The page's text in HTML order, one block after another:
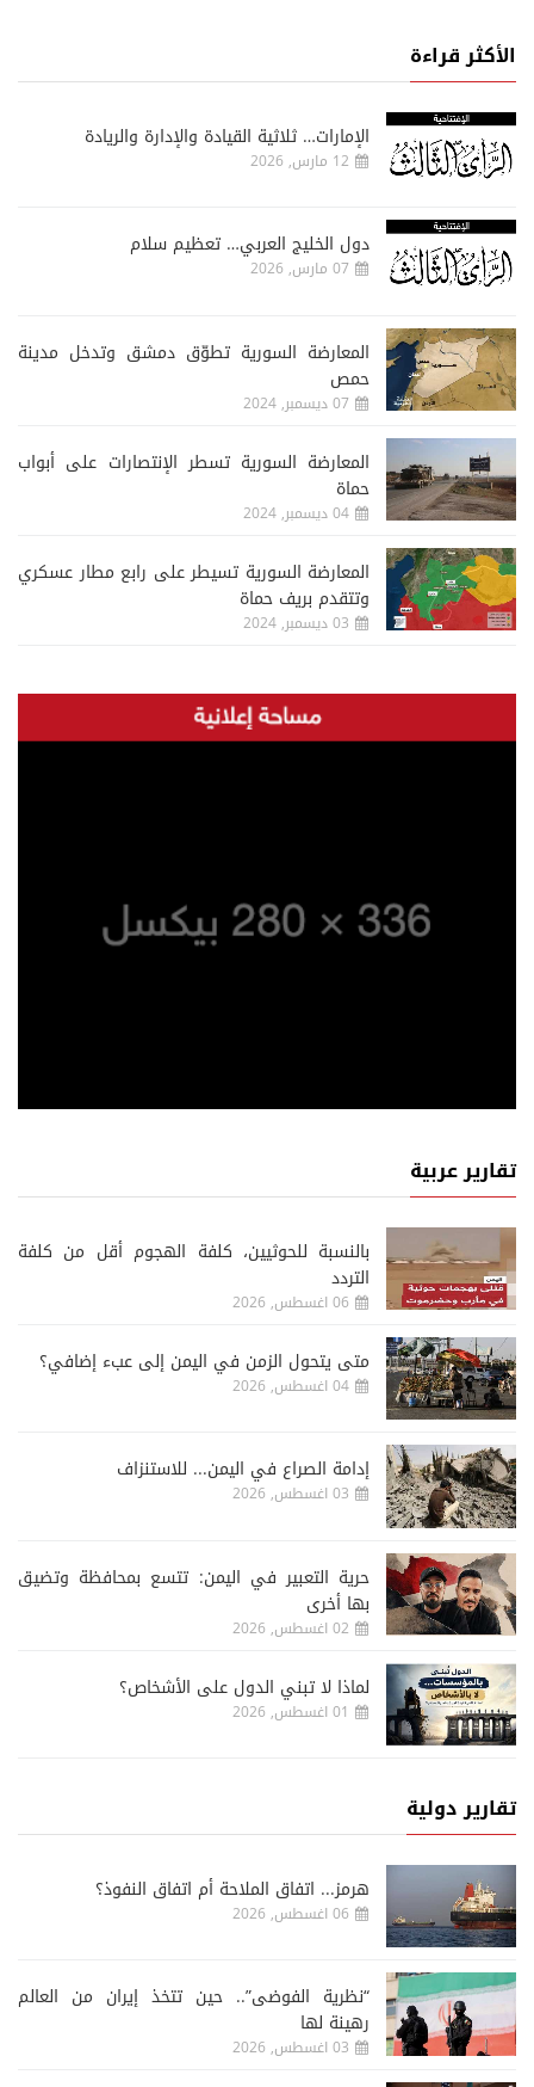
الأكثر قراءة
الإمارات… ثلاثية القيادة والإدارة والريادة
12 مارس, 2026
دول الخليج العربي… تعظيم سلام
07 مارس, 2026
المعارضة السورية تطوّق دمشق وتدخل مدينة
حمص
07 ديسمبر, 2024
المعارضة السورية تسطر الإنتصارات على أبواب
حماة
04 ديسمبر, 2024
المعارضة السورية تسيطر على رابع مطار عسكري
وتتقدم بريف حماة
03 ديسمبر, 2024
تقارير عربية
‏بالنسبة للحوثيين، كلفة الهجوم أقل من كلفة
التردد
06 اغسطس, 2026
متى يتحول الزمن في اليمن إلى عبء إضافي؟
04 اغسطس, 2026
إدامة الصراع في اليمن... للاستنزاف
03 اغسطس, 2026
حرية التعبير في اليمن: تتسع بمحافظة وتضيق
بها أخرى
02 اغسطس, 2026
لماذا لا تبني الدول على الأشخاص؟
01 اغسطس, 2026
تقارير دولية
هرمز... اتفاق الملاحة أم اتفاق النفوذ؟
06 اغسطس, 2026
“نظرية الفوضى”.. حين تتخذ إيران من العالم
رهينة لها
03 اغسطس, 2026